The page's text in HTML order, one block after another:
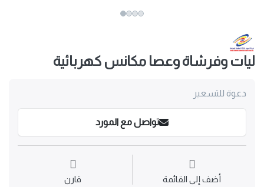
ليات وفرشاة وعصا مكانس كهربائية
دعوة للتسعير
تواصل مع المورد
أضف إلى القائمة قارن